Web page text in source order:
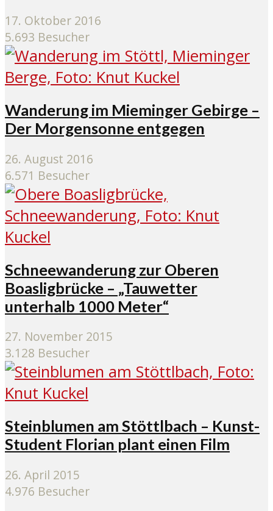
17. Oktober 2016
5.693 Besucher
Wanderung im Mieminger Gebirge –
Der Morgensonne entgegen
26. August 2016
6.571 Besucher
Schneewanderung zur Oberen
Boasligbrücke – „Tauwetter
unterhalb 1000 Meter“
27. November 2015
3.128 Besucher
Steinblumen am Stöttlbach – Kunst-
Student Florian plant einen Film
26. April 2015
4.976 Besucher